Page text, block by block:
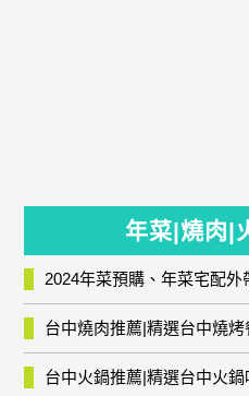
年菜|燒肉|
台中燒肉推薦|精選台中燒烤